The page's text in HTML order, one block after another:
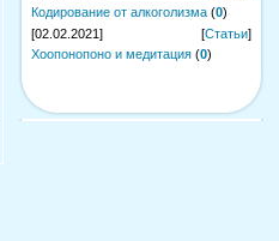
Кодирование от алкоголизма (0)
[02.02.2021]
[Статьи]
Хоопонопоно и медитация (0)